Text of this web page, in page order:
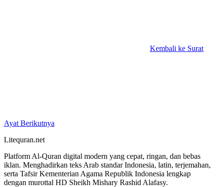
Kembali ke Surat
Ayat Berikutnya
Litequran.net
Platform Al-Quran digital modern yang cepat, ringan, dan bebas
iklan. Menghadirkan teks Arab standar Indonesia, latin, terjemahan,
serta Tafsir Kementerian Agama Republik Indonesia lengkap
dengan murottal HD Sheikh Mishary Rashid Alafasy.